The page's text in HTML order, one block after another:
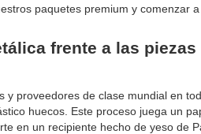
paquetes premium y comenzar
frente a las piezas
y proveedores de clase mundial en
huecos. Este proceso juega un
en un recipiente hecho de yeso de